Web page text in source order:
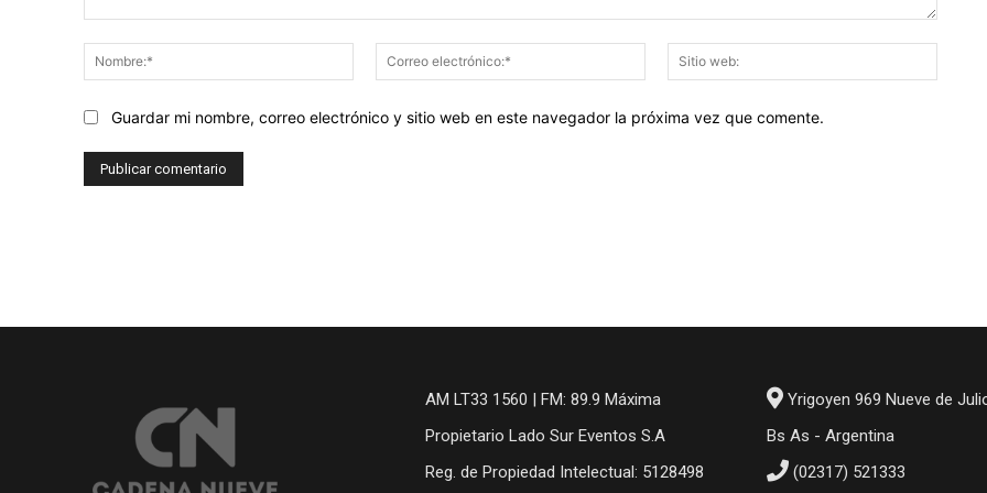
Nombre:*
Correo
electrónico:*
web:
Guardar mi nombre, correo electrónico y sitio web en este navegador la próxima vez que comente.
AM LT33 1560 | FM: 89.9 Máxima
Propietario Lado Sur Eventos S.A
Reg. de Propiedad Intelectual: 5128498
Yrigoyen 969 Nueve de
Bs As - Argentina
(02317) 521333